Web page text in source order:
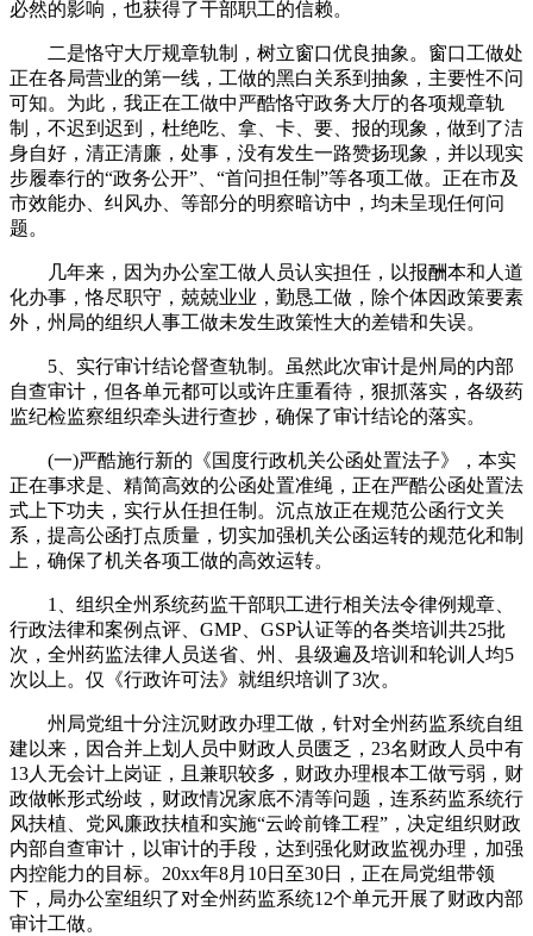
必然的影响，也获得了干部职工的信赖。
二是恪守大厅规章轨制，树立窗口优良抽象。窗口工做处
正在各局营业的第一线，工做的黑白关系到抽象，主要性不问
可知。为此，我正在工做中严酷恪守政务大厅的各项规章轨
制，不迟到迟到，杜绝吃、拿、卡、要、报的现象，做到了洁
身自好，清正清廉，处事，没有发生一路赞扬现象，并以现实
步履奉行的“政务公开”、“首问担任制”等各项工做。正在市及
市效能办、纠风办、等部分的明察暗访中，均未呈现任何问
题。
几年来，因为办公室工做人员认实担任，以报酬本和人道
化办事，恪尽职守，兢兢业业，勤恳工做，除个体因政策要素
外，州局的组织人事工做未发生政策性大的差错和失误。
5、实行审计结论督查轨制。虽然此次审计是州局的内部
自查审计，但各单元都可以或许庄重看待，狠抓落实，各级药
监纪检监察组织牵头进行查抄，确保了审计结论的落实。
(一)严酷施行新的《国度行政机关公函处置法子》，本实
正在事求是、精简高效的公函处置准绳，正在严酷公函处置法
式上下功夫，实行从任担任制。沉点放正在规范公函行文关
系，提高公函打点质量，切实加强机关公函运转的规范化和制
上，确保了机关各项工做的高效运转。
1、组织全州系统药监干部职工进行相关法令律例规章、
行政法律和案例点评、GMP、GSP认证等的各类培训共25批
次，全州药监法律人员送省、州、县级遍及培训和轮训人均5
次以上。仅《行政许可法》就组织培训了3次。
州局党组十分注沉财政办理工做，针对全州药监系统自组
建以来，因合并上划人员中财政人员匮乏，23名财政人员中有
13人无会计上岗证，且兼职较多，财政办理根本工做亏弱，财
政做帐形式纷歧，财政情况家底不清等问题，连系药监系统行
风扶植、党风廉政扶植和实施“云岭前锋工程”，决定组织财政
内部自查审计，以审计的手段，达到强化财政监视办理，加强
内控能力的目标。20xx年8月10日至30日，正在局党组带领
下，局办公室组织了对全州药监系统12个单元开展了财政内部
审计工做。